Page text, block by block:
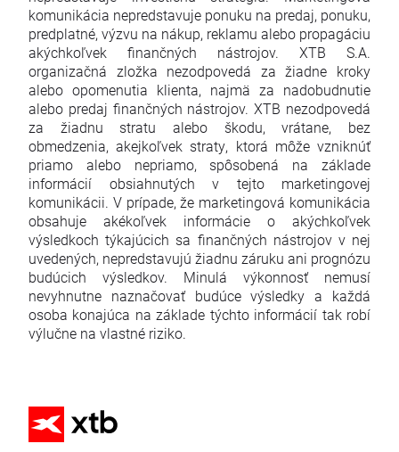
komunikácia nepredstavuje ponuku na predaj, ponuku,
predplatné, výzvu na nákup, reklamu alebo propagáciu
akýchkoľvek finančných nástrojov. XTB S.A.
organizačná zložka nezodpovedá za žiadne kroky
alebo opomenutia klienta, najmä za nadobudnutie
alebo predaj finančných nástrojov. XTB nezodpovedá
za žiadnu stratu alebo škodu, vrátane, bez
obmedzenia, akejkoľvek straty, ktorá môže vzniknúť
priamo alebo nepriamo, spôsobená na základe
informácií obsiahnutých v tejto marketingovej
komunikácii. V prípade, že marketingová komunikácia
obsahuje akékoľvek informácie o akýchkoľvek
výsledkoch týkajúcich sa finančných nástrojov v nej
uvedených, nepredstavujú žiadnu záruku ani prognózu
budúcich výsledkov. Minulá výkonnosť nemusí
nevyhnutne naznačovať budúce výsledky a každá
osoba konajúca na základe týchto informácií tak robí
výlučne na vlastné riziko.